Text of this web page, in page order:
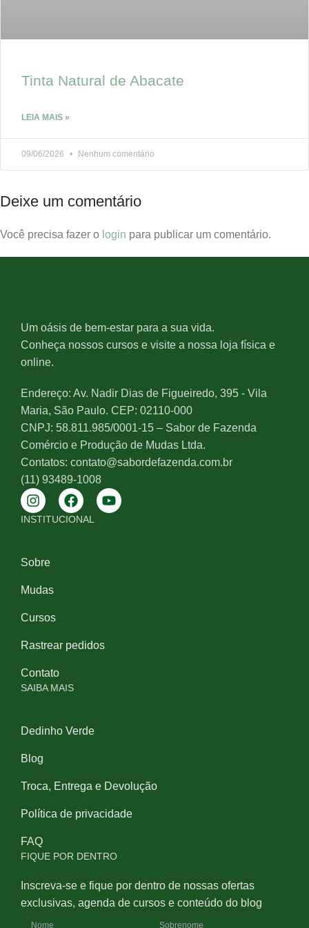
Tinta Natural de Abacate
LEIA MAIS »
09/06/2026 Nenhum comentário
Deixe um comentário
Você precisa fazer o login para publicar um comentário.
Um oásis de bem-estar para a sua vida.
Conheça nossos cursos e visite a nossa loja física e
online.
Endereço: Av. Nadir Dias de Figueiredo, 395 - Vila
Maria, São Paulo. CEP: 02110-000
CNPJ: 58.811.985/0001-15 – Sabor de Fazenda
Comércio e Produção de Mudas Ltda.
Contatos: contato@sabordefazenda.com.br
(11) 93489-1008
INSTITUCIONAL
Sobre
Mudas
Cursos
Rastrear pedidos
Contato
SAIBA MAIS
Dedinho Verde
Blog
Troca, Entrega e Devolução
Política de privacidade
FAQ
FIQUE POR DENTRO
Inscreva-se e fique por dentro de nossas ofertas
exclusivas, agenda de cursos e conteúdo do blog